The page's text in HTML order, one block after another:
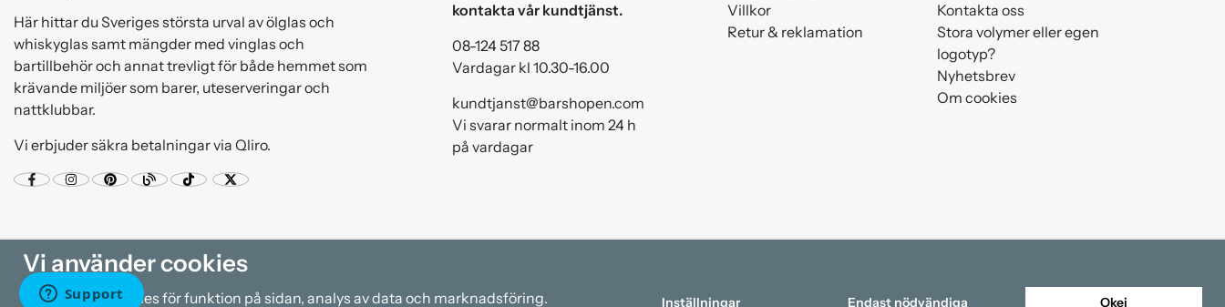
Här hittar du Sveriges största urval av ölglas och
whiskyglas samt mängder med vinglas och
bartillbehör och annat trevligt för både hemmet som
krävande miljöer som barer, uteserveringar och
nattklubbar.
Vi erbjuder säkra betalningar via Qliro.
kontakta vår kundtjänst.
08-124 517 88
Vardagar kl 10.30-16.00
kundtjanst@barshopen.com
Vi svarar normalt inom 24 h
på vardagar
Villkor
Retur & reklamation
Kontakta oss
Stora volymer eller egen
logotyp?
Nyhetsbrev
Om cookies
Vi använder cookies
Vi använder cookies för funktion på sidan, analys av data och marknadsföring. Inställningar Endast nödvändiga Okej